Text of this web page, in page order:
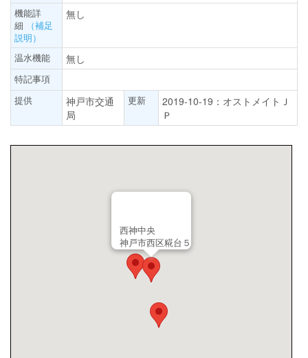
機能詳
細
（補足
説明）
無し
温水機能 無し
特記事項
提供
神戸市交通
局
更新
2019-10-19：オストメイトＪ
Ｐ
西神中央
神戸市西区糀台５